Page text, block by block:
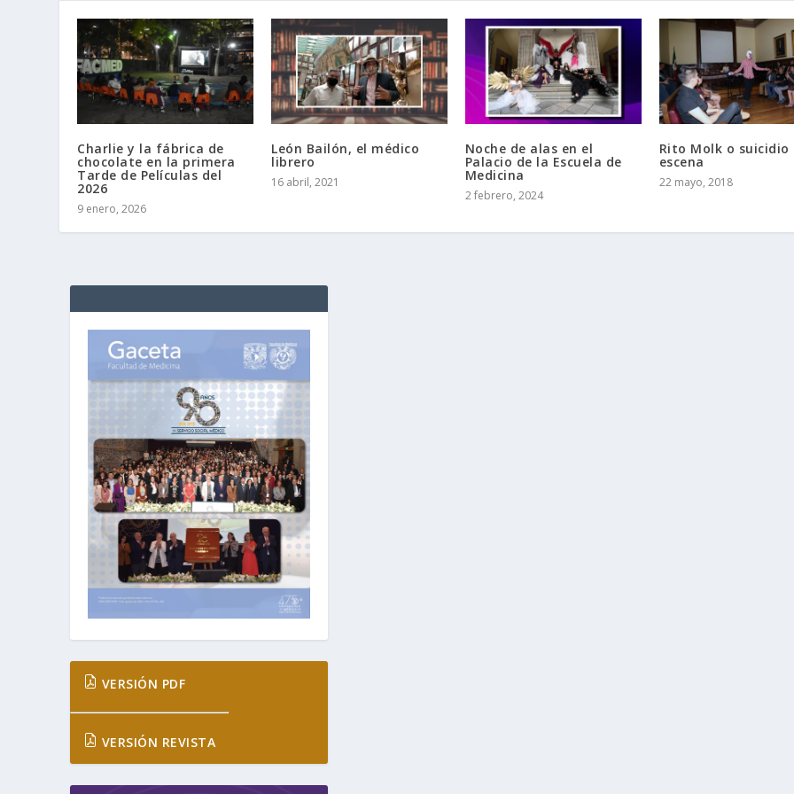
Charlie y la fábrica de
chocolate en la primera
Tarde de Películas del
2026
9 enero, 2026
León Bailón, el médico
librero
16 abril, 2021
Noche de alas en el
Palacio de la Escuela de
Medicina
2 febrero, 2024
Rito Molk o suicidio
escena
22 mayo, 2018
VERSIÓN PDF
VERSIÓN REVISTA